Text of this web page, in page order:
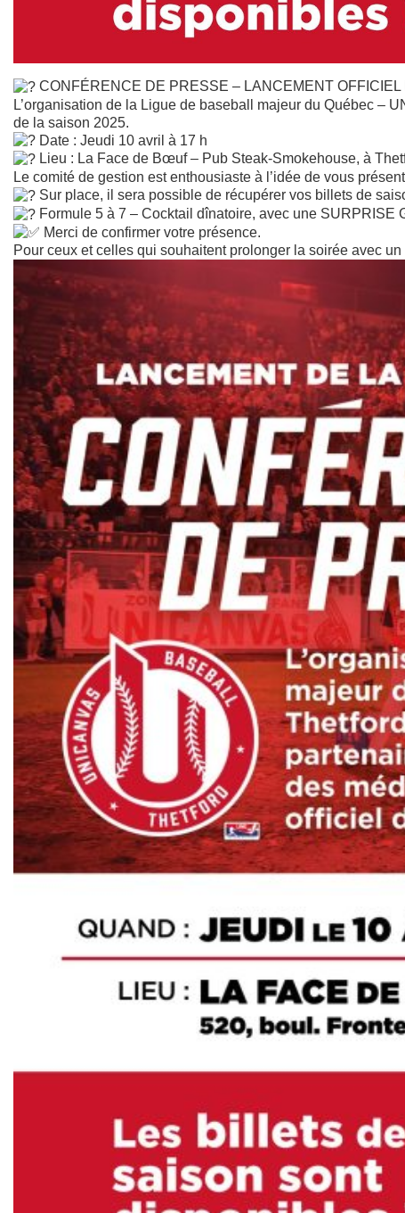
CONFÉRENCE DE PRESSE – LANCEMENT OFFICIEL
L’organisation de la Ligue de baseball majeur du Québec –
de la saison 2025.
Date : Jeudi 10 avril à 17 h
Lieu : La Face de Bœuf – Pub Steak-Smokehouse, à
Le comité de gestion est enthousiaste à l’idée de vous
Sur place, il sera possible de récupérer vos billets de
Formule 5 à 7 – Cocktail dînatoire, avec une SURPRISE
Merci de confirmer votre présence.
Pour ceux et celles qui souhaitent prolonger la soirée avec